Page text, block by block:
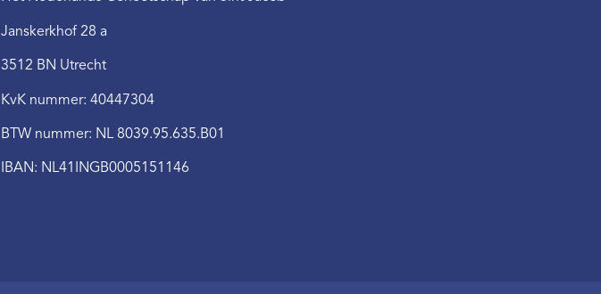
Janskerkhof 28 a
3512 BN Utrecht
KvK nummer: 40447304
BTW nummer: NL 8039.95.635.B01
IBAN: NL41INGB0005151146